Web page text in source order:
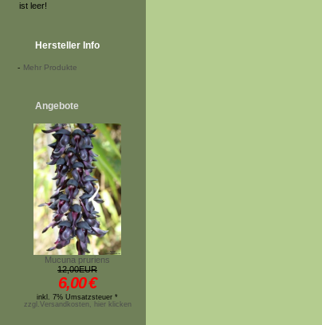
ist leer!
Hersteller Info
- Mehr Produkte
Angebote
Mucuna pruriens
12,00EUR
6,00€
inkl. 7% Umsatzsteuer *
zzgl.Versandkosten, hier klicken